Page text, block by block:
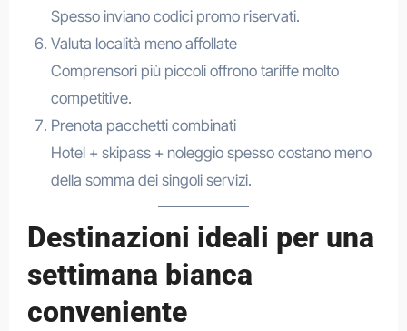
Spesso inviano codici promo riservati.
Valuta località meno affollate
Comprensori più piccoli offrono tariffe molto
competitive.
Prenota pacchetti combinati
Hotel + skipass + noleggio spesso costano meno
della somma dei singoli servizi.
Destinazioni ideali per una
settimana bianca
conveniente